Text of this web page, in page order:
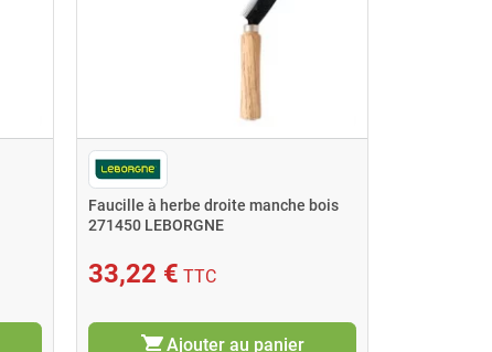
Faucille à herbe droite manche bois
271450 LEBORGNE
33,22 € TTC
shopping_cartAjouter au panier